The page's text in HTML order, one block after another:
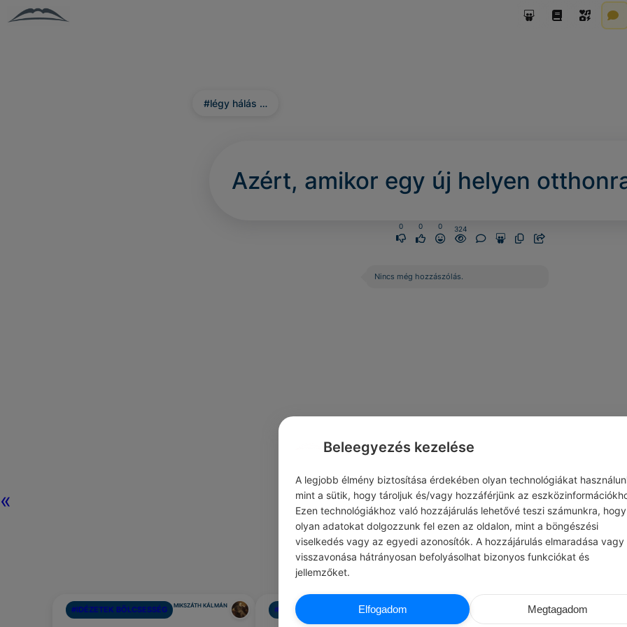
«
#légy hálás …
Azért, amikor egy új helyen
0 0 0 324
Nincs még hozzászólás.
#IDÉZETEK BÖLCSESSÉG MIKSZÁTH KÁLMÁN #ÖNFEJLESZTÉS #IDÉZETEK MUNKA
Beleegyezés kezelése
A legjobb élmény biztosítása érdekében olyan technológiákat
mint a sütik, hogy tároljuk és/vagy hozzáférjünk az
Ezen technológiákhoz való hozzájárulás lehetővé teszi számunkra, hogy
olyan adatokat dolgozzunk fel ezen az oldalon, mint a böngészési
viselkedés vagy az egyedi azonosítók. A hozzájárulás elmaradása vagy
visszavonása hátrányosan befolyásolhat bizonyos funkciókat és
jellemzőket.
Elfogadom Megtagadom